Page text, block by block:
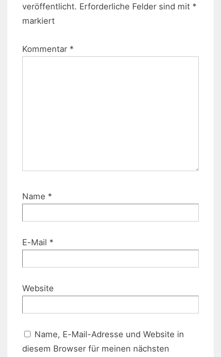
veröffentlicht. Erforderliche Felder sind mit *
markiert
Kommentar *
Name *
E-Mail *
Website
Name, E-Mail-Adresse und Website in
diesem Browser für meinen nächsten